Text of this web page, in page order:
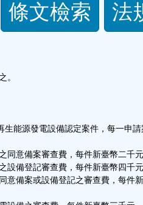
條文檢索 法
。
生能源發電設備認定案件，每一申請
同意備案審查費，每件新臺幣二千
設備登記審查費，每件新臺幣四千
意備案或設備登記之審查費，每件